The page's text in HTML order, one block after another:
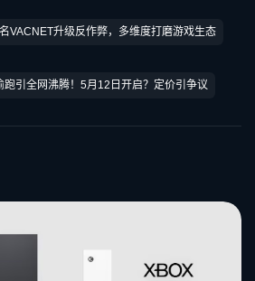
VACNET升级反作弊，多维度打磨游戏生态
跑引全网沸腾！5月12日开启？定价引争议